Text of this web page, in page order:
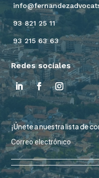
93 821 25 11
93 215 63 63
Redes sociales
¡Únete a nuestra lista de